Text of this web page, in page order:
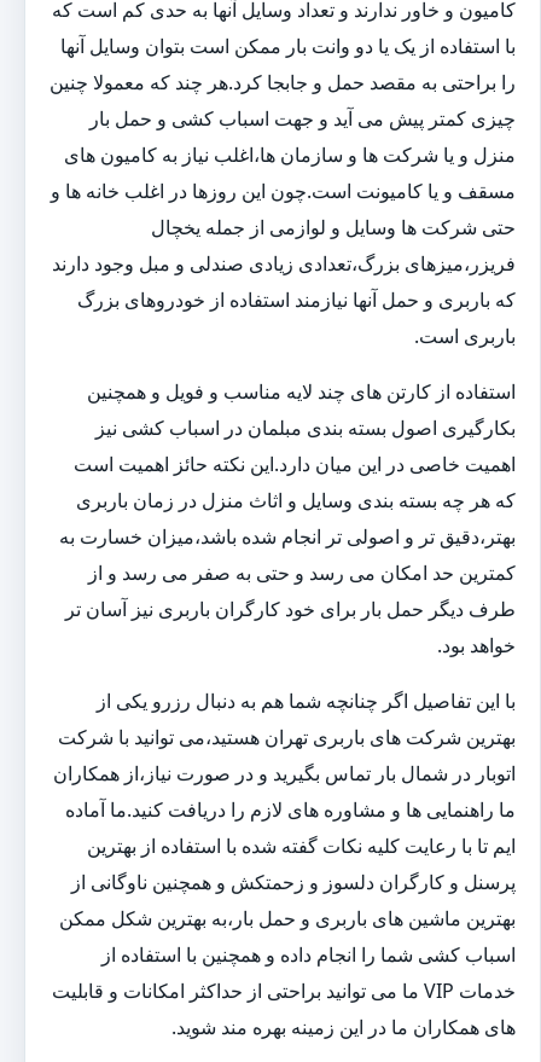
کامیون و خاور ندارند و تعداد وسایل آنها به حدی کم است که
با استفاده از یک یا دو وانت بار ممکن است بتوان وسایل آنها
را براحتی به مقصد حمل و جابجا کرد.هر چند که معمولا چنین
چیزی کمتر پیش می آید و جهت اسباب کشی و حمل بار
منزل و یا شرکت ها و سازمان ها،اغلب نیاز به کامیون های
مسقف و یا کامیونت است.چون این روزها در اغلب خانه ها و
حتی شرکت ها وسایل و لوازمی از جمله یخچال
فریزر،میزهای بزرگ،تعدادی زیادی صندلی و مبل وجود دارند
که باربری و حمل آنها نیازمند استفاده از خودروهای بزرگ
باربری است.
استفاده از کارتن های چند لایه مناسب و فویل و همچنین
بکارگیری اصول بسته بندی مبلمان در اسباب کشی نیز
اهمیت خاصی در این میان دارد.این نکته حائز اهمیت است
که هر چه بسته بندی وسایل و اثاث منزل در زمان باربری
بهتر،دقیق تر و اصولی تر انجام شده باشد،میزان خسارت به
کمترین حد امکان می رسد و حتی به صفر می رسد و از
طرف دیگر حمل بار برای خود کارگران باربری نیز آسان تر
خواهد بود.
با این تفاصیل اگر چنانچه شما هم به دنبال رزرو یکی از
بهترین شرکت های باربری تهران هستید،می توانید با شرکت
اتوبار در شمال بار تماس بگیرید و در صورت نیاز،از همکاران
ما راهنمایی ها و مشاوره های لازم را دریافت کنید.ما آماده
ایم تا با رعایت کلیه نکات گفته شده با استفاده از بهترین
پرسنل و کارگران دلسوز و زحمتکش و همچنین ناوگانی از
بهترین ماشین های باربری و حمل بار،به بهترین شکل ممکن
اسباب کشی شما را انجام داده و همچنین با استفاده از
خدمات VIP ما می توانید براحتی از حداکثر امکانات و قابلیت
های همکاران ما در این زمینه بهره مند شوید.